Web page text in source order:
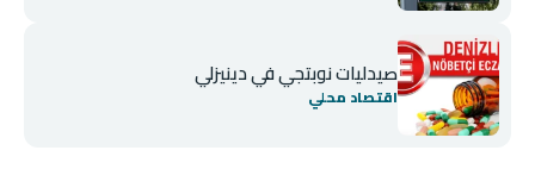
صيدليات نوبتجي في دينيزلي
اقتصاد محلي